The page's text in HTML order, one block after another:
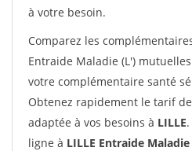
à votre besoin.
Comparez les
Entraide Maladie (L') mutuelles
votre complémentaire santé
Obtenez rapidement le tarif
adaptée à vos besoins à LILLE
ligne à LILLE Entraide